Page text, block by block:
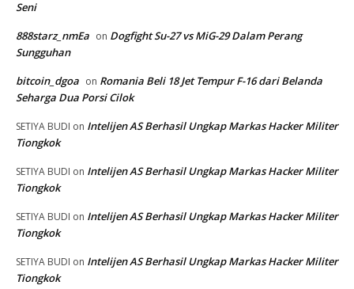
Seni
888starz_nmEa on Dogfight Su-27 vs MiG-29 Dalam Perang
Sungguhan
bitcoin_dgoa on Romania Beli 18 Jet Tempur F-16 dari Belanda
Seharga Dua Porsi Cilok
SETIYA BUDI on Intelijen AS Berhasil Ungkap Markas Hacker Militer
Tiongkok
SETIYA BUDI on Intelijen AS Berhasil Ungkap Markas Hacker Militer
Tiongkok
SETIYA BUDI on Intelijen AS Berhasil Ungkap Markas Hacker Militer
Tiongkok
SETIYA BUDI on Intelijen AS Berhasil Ungkap Markas Hacker Militer
Tiongkok